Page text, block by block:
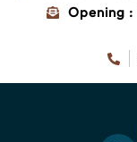
Opening :